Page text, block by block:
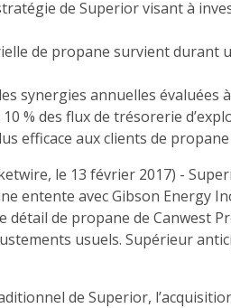
de Superior visant à
de propane survient durant
synergies annuelles évaluées
% des flux de trésorerie
efficace aux clients de propane
le 13 février 2017) -
entente avec Gibson Energy
détail de propane de Canwest
usuels. Supérieur
de Superior,